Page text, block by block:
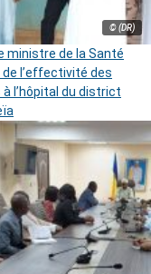
© (DR)
ministre de la Santé
de l’effectivité des
l’hôpital du district